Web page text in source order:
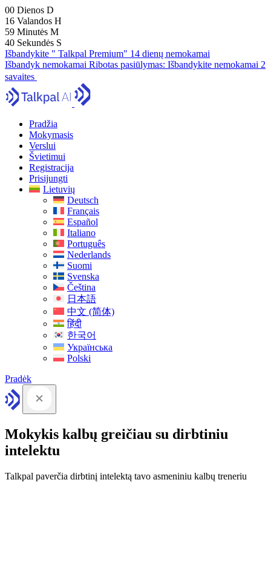
00 Dienos D
16 Valandos H
59 Minutės M
39 Sekundės S
Išbandykite " Talkpal Premium" 14 dienų nemokamai
Išbandyk nemokamai Ribotas pasiūlymas: Išbandykite nemokamai 2
savaites
Pradžia
Mokymasis
Verslui
Švietimui
Registracija
Prisijungti
Lietuvių
Deutsch
Français
Español
Italiano
Português
Nederlands
Suomi
Svenska
Čeština
日本語
中文 (简体)
हिंदी
한국어
Українська
Polski
Pradėk
Mokykis kalbų greičiau su dirbtiniu
intelektu
Talkpal paverčia dirbtinį intelektą tavo asmeniniu kalbų treneriu